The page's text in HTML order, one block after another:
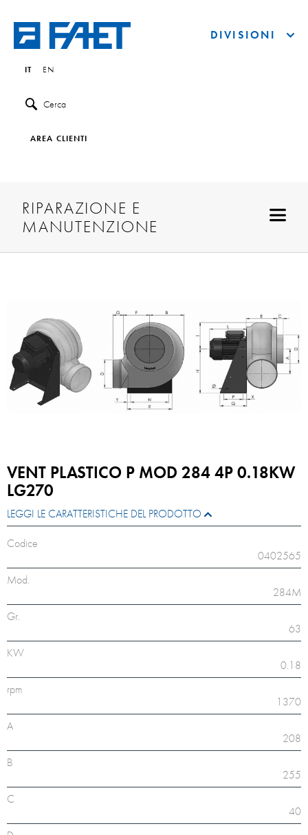
IT EN
Cerca
AREA CLIENTI
DIVISIONI
RIPARAZIONE E
MANUTENZIONE
VENT PLASTICO P MOD 284 4P 0.18KW
LG270
LEGGI LE CARATTERISTICHE DEL PRODOTTO
Codice
0402565
Mod.
284M
Gr.
63
KW
0.18
rpm
1370
A
208
B
255
C
40